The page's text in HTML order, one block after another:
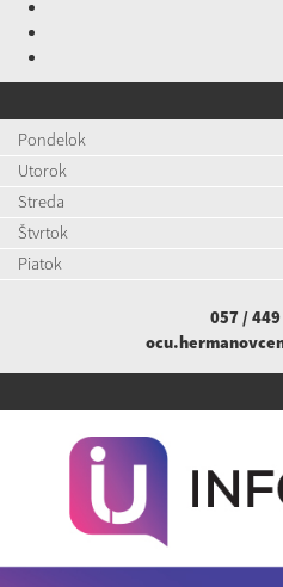
Pondelok
Utorok
Streda
Štvrtok
Piatok
057 /